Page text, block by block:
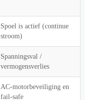
Spoel is actief (continue
stroom)
Spanningsval /
vermogensverlies
AC-motorbeveiliging en
fail-safe